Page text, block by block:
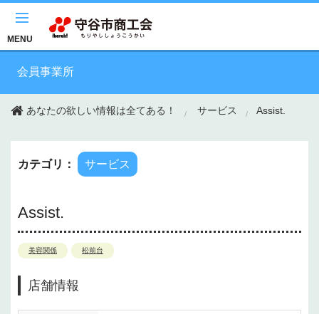
MENU
会員事業所
あなたの欲しい情報は全てある！ サービス Assist.
カテゴリ： サービス
Assist.
美容関係 松前台
店舗情報